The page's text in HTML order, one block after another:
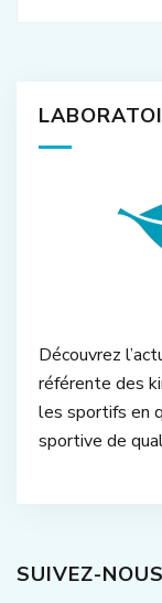
Découvrez
référente des
les sportifs en
sportive de
SUIVEZ-NOUS